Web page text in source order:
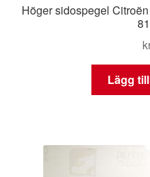
Höger sidospegel
Lägg